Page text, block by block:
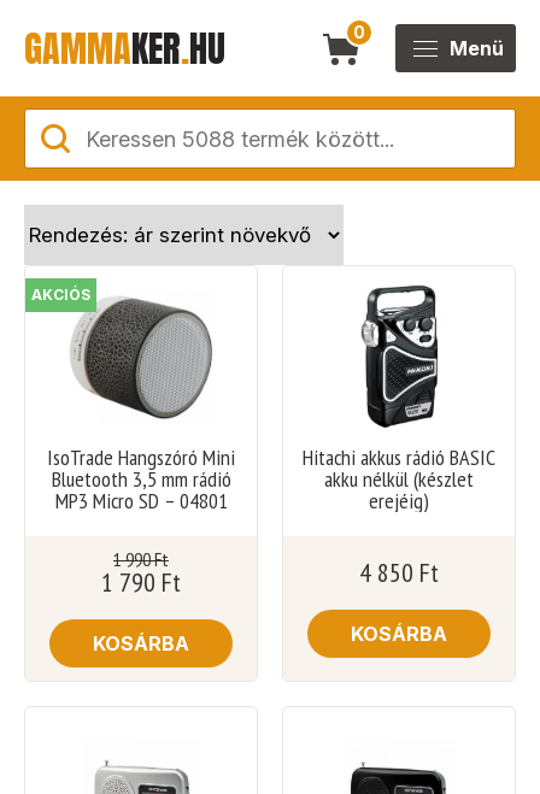
GAMMAKER.HU 0
Menü
AKCIÓS
IsoTrade Hangszóró Mini
Bluetooth 3,5 mm rádió
MP3 Micro SD – 04801
1 990Ft
1 790 Ft
KOSÁRBA
Hitachi akkus rádió BASIC
akku nélkül (készlet
erejéig)
4 850 Ft
KOSÁRBA